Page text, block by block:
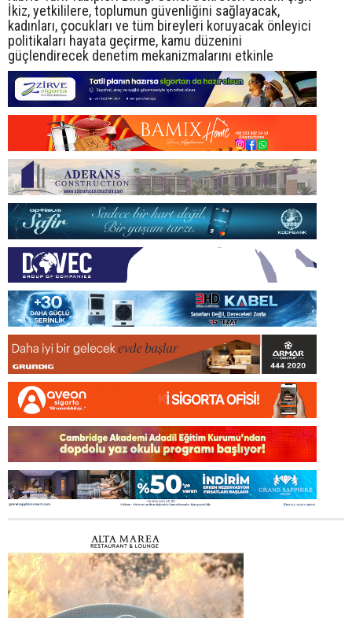
İkiz, yetkililere, toplumun güvenliğini sağlayacak,
kadınları, çocukları ve tüm bireyleri koruyacak önleyici
politikaları hayata geçirme, kamu düzenini
güçlendirecek denetim mekanizmalarını etkinle